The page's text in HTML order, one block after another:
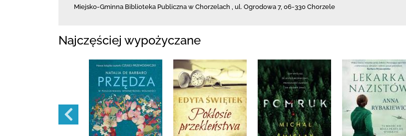
Miejsko-Gminna Biblioteka Publiczna w Chorzelach , ul. Ogrodowa 7, 06-330 Chorzele
Najczęściej wypożyczane